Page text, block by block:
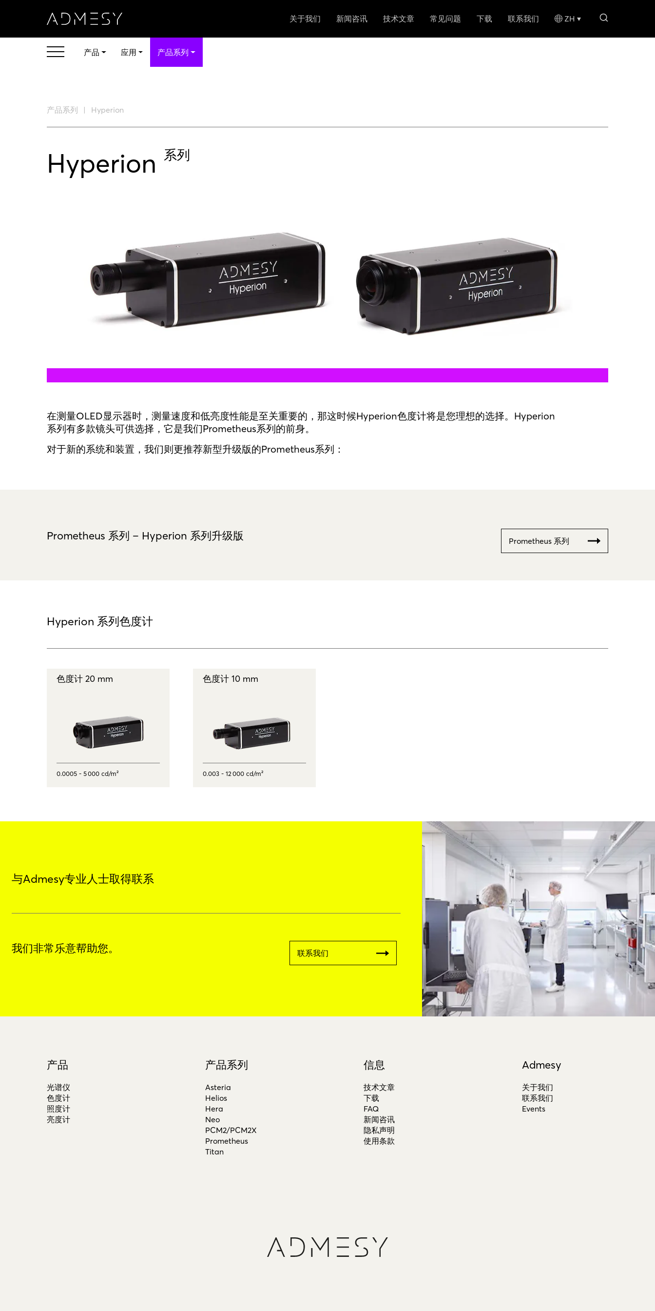
关于我们 新闻咨讯 技术文章 常见问题 下载 联系我们 ZH search
产品 应用 产品系列
产品系列 Hyperion
Hyperion 系列
在测量OLED显示器时，测量速度和低亮度性能是至关重要的，那这时候Hyperion色度计将是您理想的选择。Hyperion
系列有多款镜头可供选择，它是我们Prometheus系列的前身。
对于新的系统和装置，我们则更推荐新型升级版的Prometheus系列：
Prometheus 系列 – Hyperion 系列升级版 Prometheus 系列
Hyperion 系列色度计
色度计 20 mm
0.0005 - 5 000 cd/m²
色度计 10 mm
0.003 - 12 000 cd/m²
与Admesy专业人士取得联系
我们非常乐意帮助您。 联系我们
产品
光谱仪
色度计
照度计
亮度计
产品系列
Asteria
Helios
Hera
Neo
PCM2/PCM2X
Prometheus
Titan
信息
技术文章
下载
FAQ
新闻咨讯
隐私声明
使用条款
Admesy
关于我们
联系我们
Events